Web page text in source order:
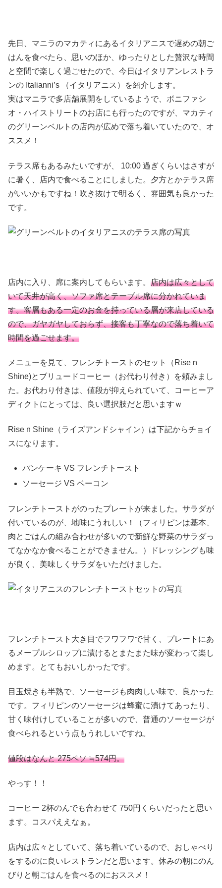
先日、マニラのマカティにあるイタリアニスで遅めの朝ご
はんを食べたら、思いのほか、ゆったりとした贅沢な時間
と空間で楽しく過ごせたので、今日はイタリアンレストラ
ンの Italianni’s （イタリアニス）を紹介します。
実はマニラで多店舗展開をしているようで、ボニファシ
オ・ハイストリートのお店にも行ったのですが、マカティ
のグリーンベルトの店内が広めで落ち着いていたので、オ
ススメ！
テラス席もあるみたいですが、 10:00 過ぎくらいはさすが
に暑く、店内で食べることにしました。夕方とかテラス席
がいいかもですね！吹き抜けで明るく、雰囲気も良かった
です。
店内に入り、席に案内してもらいます。 店内は広々として
いて天井が高く、ソファ席とテーブル席に分かれていま
す。客層もある一定のお金を持っている層が来店している
ので、ガヤガヤしておらず、接客も丁寧なので落ち着いて
時間を過ごせます。
メニューを見て、フレンチトーストのセット（Rise n
Shine)とブリュードコーヒー（お代わり付き）を頼みまし
た。お代わり付きは、値段が抑えられていて、コーヒーア
ディクトにとっては、良い選択肢だと思いますｗ
Rise n Shine（ライズアンドシャイン）は下記からチョイ
スになります。
パンケーキ VS フレンチトースト
ソーセージ VS ベーコン
フレンチトーストがのったプレートが来ました。サラダが
付いているのが、地味にうれしい！（フィリピンは基本、
肉とごはんの組み合わせが多いので新鮮な野菜のサラダっ
てなかなか食べることができません。）ドレッシングも味
が良く、美味しくサラダをいただけました。
フレンチトースト大き目でフワフワで甘く、プレートにあ
るメープルシロップに漬けるとまたまた味が変わって楽し
めます。とてもおいしかったです。
目玉焼きも半熟で、ソーセージも肉肉しい味で、良かった
です。フィリピンのソーセージは蜂蜜に漬けてあったり、
甘く味付けしていることが多いので、普通のソーセージが
食べられるという点もうれしいですね。
値段はなんと 275ペソ ≒574円。
やっす！！
コーヒー 2杯のんでも合わせて 750円くらいだったと思い
ます。コスパええなぁ。
店内は広々としていて、落ち着いているので、おしゃべり
をするのに良いレストランだと思います。休みの朝にのん
びりと朝ごはんを食べるのにおススメ！